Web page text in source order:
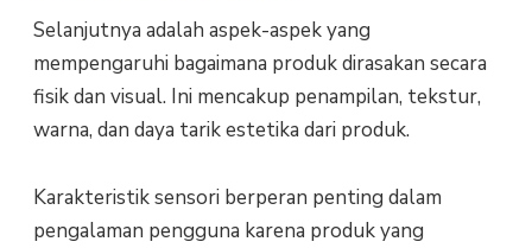
Selanjutnya adalah aspek-aspek yang
mempengaruhi bagaimana produk dirasakan secara
fisik dan visual. Ini mencakup penampilan, tekstur,
warna, dan daya tarik estetika dari produk.
Karakteristik sensori berperan penting dalam
pengalaman pengguna karena produk yang